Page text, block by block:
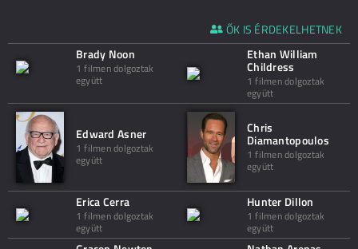
ŐK IS ÉRDEKELHETNEK
Brady Noon
1 filmen dolgoztak
együtt
Ethan William
Childress
1 filmen dolgoztak
együtt
Edward Asner
1 filmen dolgoztak
együtt
Chris
Diamantopoulos
1 filmen dolgoztak
együtt
Erica Cerra
1 filmen dolgoztak
együtt
Hunter Dillon
1 filmen dolgoztak
együtt